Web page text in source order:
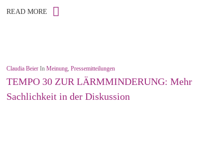
READ MORE
Claudia Beier InMeinung,Pressemitteilungen
TEMPO 30 ZUR LÄRMMINDERUNG: Mehr
Sachlichkeit in der Diskussion